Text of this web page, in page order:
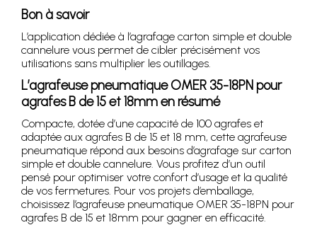
Bon à savoir
L’application dédiée à l’agrafage carton simple et double
cannelure vous permet de cibler précisément vos
utilisations sans multiplier les outillages.
L’agrafeuse pneumatique OMER 35-18PN pour
agrafes B de 15 et 18mm en résumé
Compacte, dotée d’une capacité de 100 agrafes et
adaptée aux agrafes B de 15 et 18 mm, cette agrafeuse
pneumatique répond aux besoins d’agrafage sur carton
simple et double cannelure. Vous profitez d’un outil
pensé pour optimiser votre confort d’usage et la qualité
de vos fermetures. Pour vos projets d’emballage,
choisissez l’agrafeuse pneumatique OMER 35-18PN pour
agrafes B de 15 et 18mm pour gagner en efficacité.